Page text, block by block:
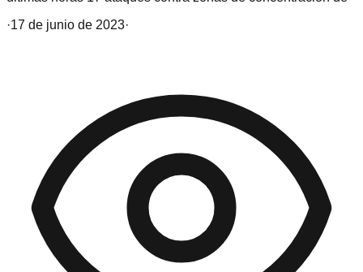
·17 de junio de 2023·